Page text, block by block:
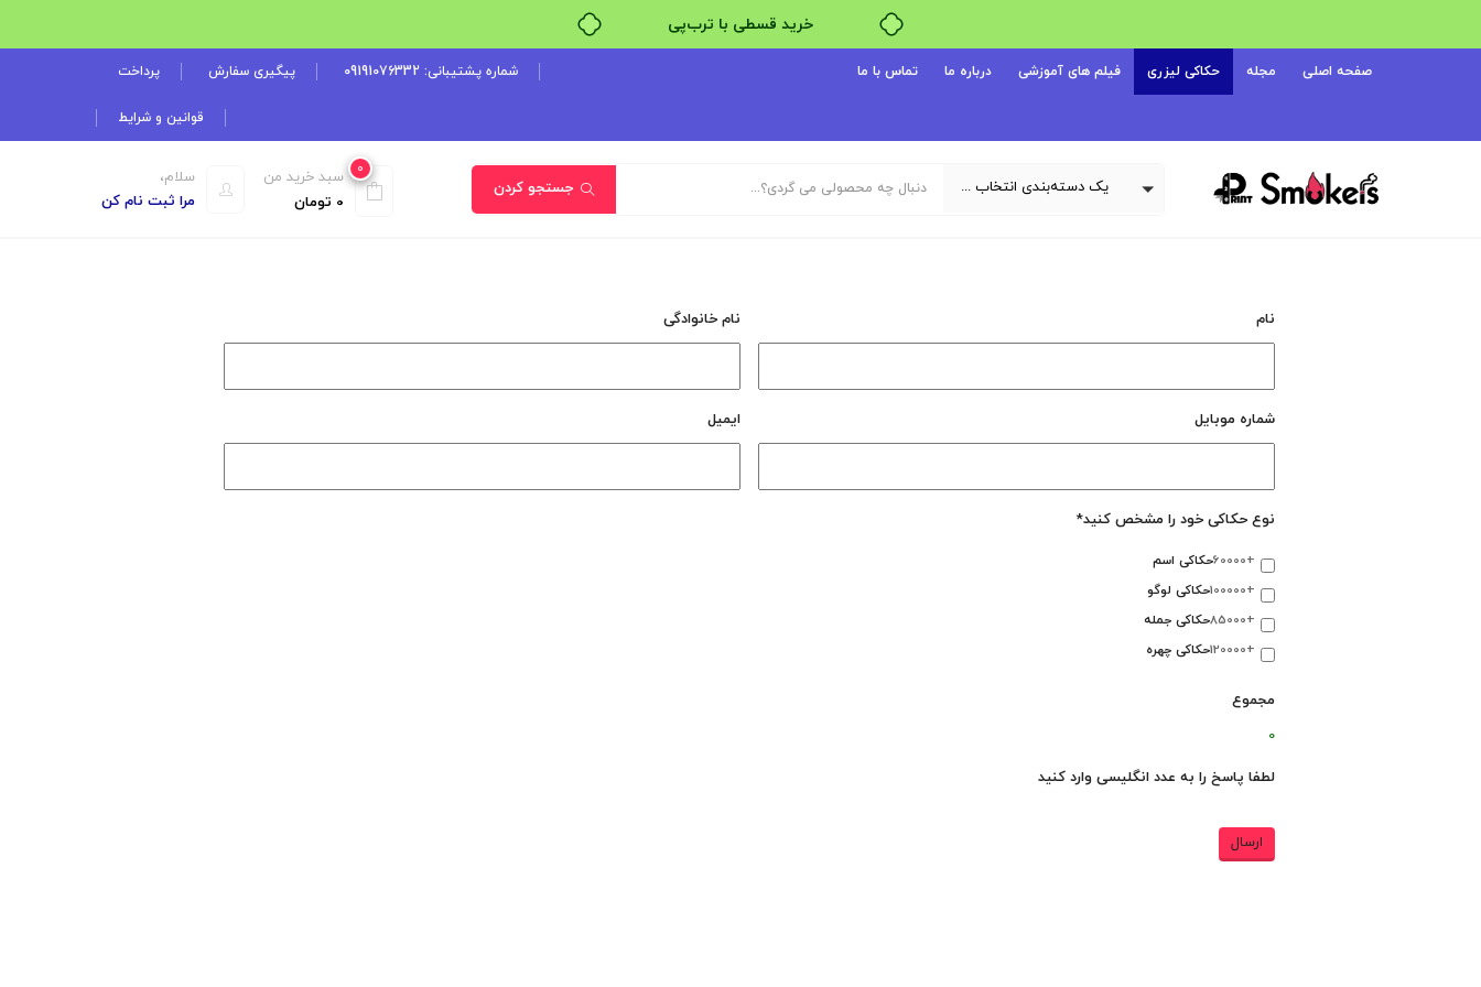
خرید قسطی با ترب‌پی
صفحه اصلی مجله حکاکی لیزری فیلم های آموزشی درباره ما تماس با ما شماره پشتیبانی: 09191076332 پیگیری سفارش پرداخت
قوانین و شرایط
یک دسته‌بندی انتخاب کنید جستجو کردن
سلام،
مرا ثبت نام کن
0
سبد خرید من
0 تومان
نام نام خانوادگی
شماره موبایل ایمیل
نوع حکاکی خود را مشخص کنید*
حکاکی اسم
+60000
حکاکی لوگو
+100000
حکاکی جمله
+85000
حکاکی چهره
+120000
مجموع
0
لطفا پاسخ را به عدد انگلیسی وارد کنید